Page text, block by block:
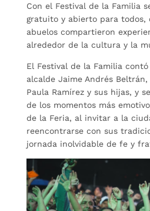
Con el Festival de la Familia
gratuito y abierto para todos,
abuelos compartieron
alrededor de la cultura y la
El Festival de la Familia
alcalde Jaime Andrés
Paula Ramírez y sus hijas, y
de los momentos más
de la Feria, al invitar a la
reencontrarse con sus
jornada inolvidable de fe y